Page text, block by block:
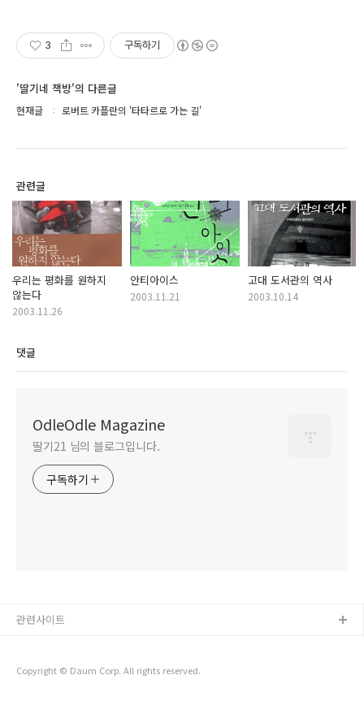
3 구독하기
'딸기네 책방'의 다른글
현재글 로버트 카플란의 '타타르로 가는 길'
관련글
우리는 평화를 원하지
않는다
2003.11.26
안티아이스
2003.11.21
고대 도서관의 역사
2003.10.14
댓글
OdleOdle Magazine
딸기21 님의 블로그입니다.
구독하기
Copyright © Daum Corp. All rights reserved.
관련사이트